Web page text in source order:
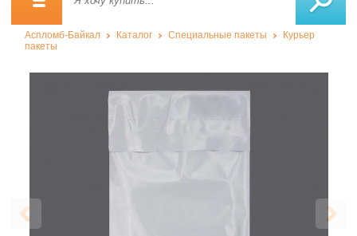
Аспломб-Байкал Каталог Специальные пакеты
Курьер
пакеты